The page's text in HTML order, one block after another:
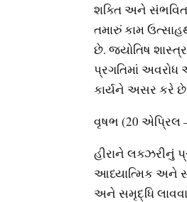
શક્તિ અને
તમારું કામ
છે. જ્યોતિષ
પ્રગતિમાં
કાર્યને અસર કરે
વૃષભ (20 એપ્રિલ
હીરાને લક્ઝરીનું
આધ્યાત્મિક અને
અને સમૃદ્ધિ